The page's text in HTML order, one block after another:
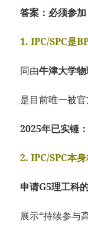
答案：必须参
1. IPC/SPC是
同由牛津大学
是目前唯一被
2025年已实锤
2. IPC/SPC本
申请G5理工科
展示“持续参与